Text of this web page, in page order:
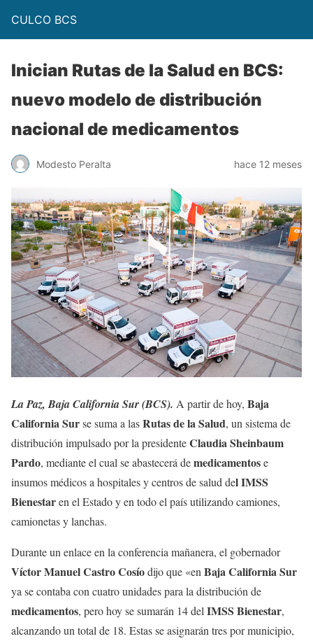
CULCO BCS
Inician Rutas de la Salud en BCS:
nuevo modelo de distribución
nacional de medicamentos
Modesto Peralta hace 12 meses
La Paz, Baja California Sur (BCS). A partir de hoy, Baja
California Surse suma a lasRutas de la Salud, un sistema de
distribución impulsado por la presidenteClaudia Sheinbaum
Pardo, mediante el cual se abastecerá demedicamentose
insumos médicos a hospitales y centros de salud del IMSS
Bienestaren el Estado y en todo el país utilizando camiones,
camionetas y lanchas.
Durante un enlace en la conferencia mañanera, el gobernador
Víctor Manuel Castro Cosíodijo que «enBaja California Sur
ya se contaba con cuatro unidades para la distribución de
medicamentos, pero hoy se sumarán 14 delIMSS Bienestar,
alcanzando un total de 18. Estas se asignarán tres por municipio,